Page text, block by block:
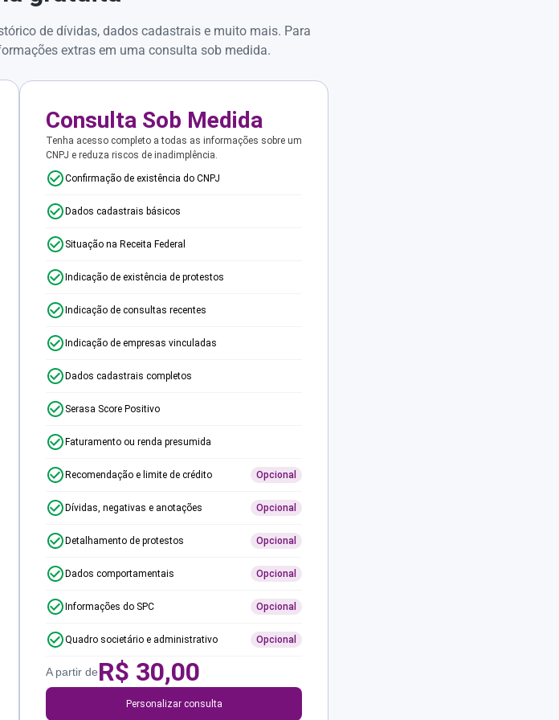
de dívidas, dados cadastrais e muito mais. Para
extras em uma consulta sob medida.
Consulta Sob Medida
Tenha acesso completo a todas as informações sobre um
CNPJ e reduza riscos de inadimplência.
Confirmação de existência do CNPJ
Dados cadastrais básicos
Situação na Receita Federal
Indicação de existência de protestos
Indicação de consultas recentes
Indicação de empresas vinculadas
Dados cadastrais completos
Serasa Score Positivo
Faturamento ou renda presumida
Recomendação e limite de crédito Opcional
Dívidas, negativas e anotações Opcional
Detalhamento de protestos Opcional
Dados comportamentais Opcional
Informações do SPC Opcional
Quadro societário e administrativo Opcional
A partir deR$ 30,00
Personalizar consulta